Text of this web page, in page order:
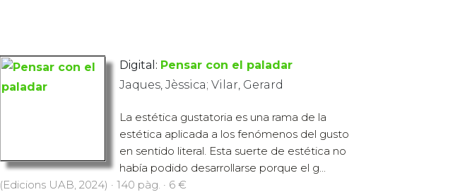
Digital: Pensar con el paladar
Jaques, Jèssica; Vilar, Gerard
La estética gustatoria es una rama de la
estética aplicada a los fenómenos del gusto
en sentido literal. Esta suerte de estética no
había podido desarrollarse porque el g...
(Edicions UAB, 2024) · 140 pàg. · 6 €